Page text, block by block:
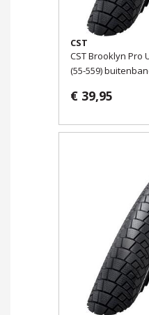
CST
CST Brooklyn Pro
(55-559)
€ 39,95